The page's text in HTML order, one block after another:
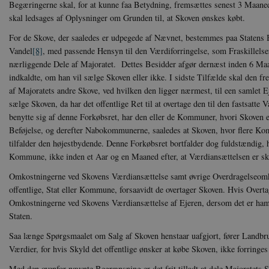
Begæringerne skal, for at kunne faa Betydning, fremsættes senest 3
skal ledsages af Oplysninger om Grunden til, at Skoven ønskes købt.
For de Skove, der saaledes er udpegede af Nævnet, bestemmes paa
Vandel[8], med passende Hensyn til den Værdiforringelse, som
nærliggende Dele af Majoratet. Dettes Besidder afgør dernæst inden 6
indkaldte, om han vil sælge Skoven eller ikke. I sidste Tilfælde skal den
af Majoratets andre Skove, ved hvilken den ligger nærmest, til een samlet
sælge Skoven, da har det offentlige Ret til at overtage den til den fastsatte
benytte sig af denne Forkøbsret, har den eller de Kommuner, hvori Skoven
Beføjelse, og derefter Nabokommunerne, saaledes at Skoven, hvor flere
tilfalder den højestbydende. Denne Forkøbsret bortfalder dog fuldstændig,
Kommune, ikke inden et Aar og en Maaned efter, at Værdiansættelsen er
Omkostningerne ved Skovens Værdiansættelse samt øvrige
offentlige, Stat eller Kommune, forsaavidt de overtager Skoven. Hvis
Omkostningerne ved Skovens Værdiansættelse af Ejeren, dersom det er
Staten.
Saa længe Spørgsmaalet om Salg af Skoven henstaar uafgjort, fører
Værdier, for hvis Skyld det offentlige ønsker at købe Skoven, ikke
nmstat
CloudFront-
_gid
Google
h5pcomsession
CloudFront-
vuid
CloudFront-
Policy
_ga_7J1SYH77RJ
Navn
VISITOR_INFO1_LIVE
NID
YSC
Navn
cf_clearance
Navn
_cfuvid